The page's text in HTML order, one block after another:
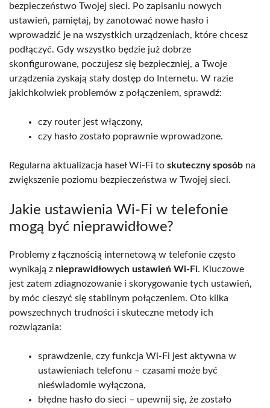
bezpieczeństwo Twojej sieci. Po zapisaniu nowych
ustawień, pamiętaj, by zanotować nowe hasło i
wprowadzić je na wszystkich urządzeniach, które chcesz
podłączyć. Gdy wszystko będzie już dobrze
skonfigurowane, poczujesz się bezpieczniej, a Twoje
urządzenia zyskają stały dostęp do Internetu. W razie
jakichkolwiek problemów z połączeniem, sprawdź:
czy router jest włączony,
czy hasło zostało poprawnie wprowadzone.
Regularna aktualizacja haseł Wi-Fi to skuteczny sposób na
zwiększenie poziomu bezpieczeństwa w Twojej sieci.
Jakie ustawienia Wi-Fi w telefonie
mogą być nieprawidłowe?
Problemy z łącznością internetową w telefonie często
wynikają z nieprawidłowych ustawień Wi-Fi. Kluczowe
jest zatem zdiagnozowanie i skorygowanie tych ustawień,
by móc cieszyć się stabilnym połączeniem. Oto kilka
powszechnych trudności i skuteczne metody ich
rozwiązania:
sprawdzenie, czy funkcja Wi-Fi jest aktywna w
ustawieniach telefonu – czasami może być
nieświadomie wyłączona,
błędne hasło do sieci – upewnij się, że zostało